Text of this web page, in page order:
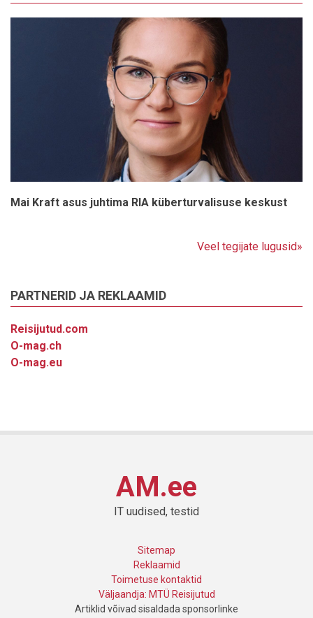
Mai Kraft asus juhtima RIA küberturvalisuse keskust
Veel tegijate lugusid»
PARTNERID JA REKLAAMID
Reisijutud.com
O-mag.ch
O-mag.eu
AM.ee
IT uudised, testid
Sitemap
Reklaamid
Toimetuse kontaktid
Väljaandja: MTÜ Reisijutud
Artiklid võivad sisaldada sponsorlinke